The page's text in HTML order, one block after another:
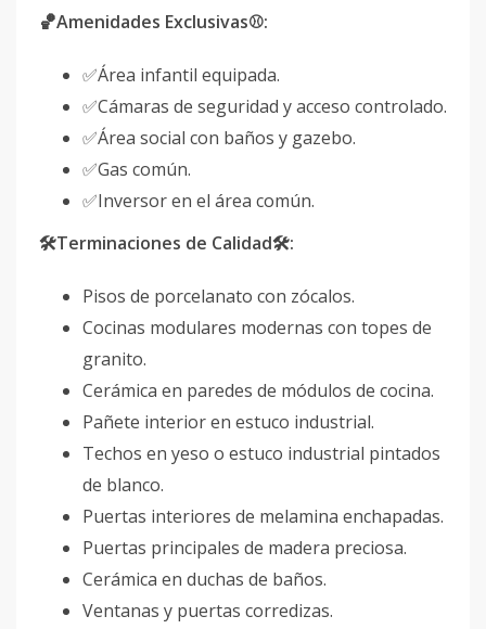
🏀Amenidades Exclusivas⚾️:
✅Área infantil equipada.
✅Cámaras de seguridad y acceso controlado.
✅Área social con baños y gazebo.
✅Gas común.
✅Inversor en el área común.
🛠Terminaciones de Calidad🛠:
Pisos de porcelanato con zócalos.
Cocinas modulares modernas con topes de
granito.
Cerámica en paredes de módulos de cocina.
Pañete interior en estuco industrial.
Techos en yeso o estuco industrial pintados
de blanco.
Puertas interiores de melamina enchapadas.
Puertas principales de madera preciosa.
Cerámica en duchas de baños.
Ventanas y puertas corredizas.